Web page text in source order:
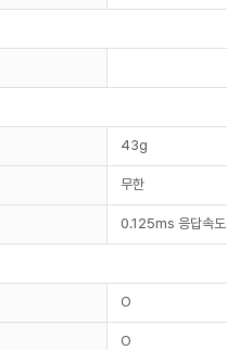
43g
무한
0.125ms 응답속도
O
O